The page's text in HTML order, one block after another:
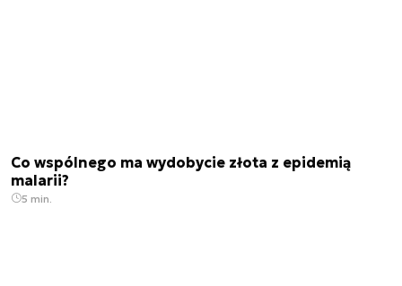
Co wspólnego ma wydobycie złota z epidemią
malarii?
5 min.